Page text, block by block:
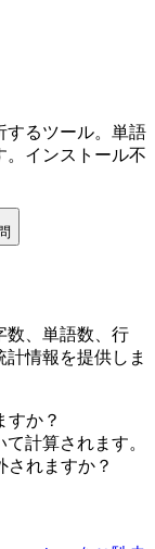
するツール。単語
。インストール不
数、単語数、行
情報を提供しま
すか？
計算されます。
されますか？